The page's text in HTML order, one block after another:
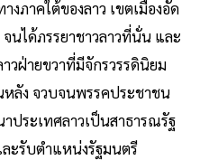
ภาคใต้ของลาว เขตเมืองอัด
นได้ภรรยาชาวลาวที่นั่น และ
วฝ่ายขวาที่มีจักรวรรดินิยม
หลัง จวบจนพรรคประชาชน
ประเทศลาวเป็นสาธารณรัฐ
ะรับตำแหน่งรัฐมนตรี